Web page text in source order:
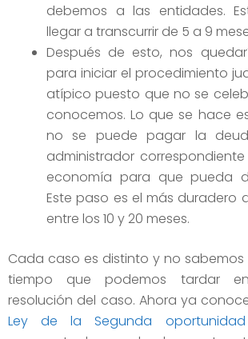
debemos a las entidades.
llegar a transcurrir de 5 a 9
Después de esto, nos
para iniciar el procedimiento
atípico puesto que no se
conocemos. Lo que se hace
no se puede pagar la
administrador
economía para que pueda
Este paso es el más duradero
entre los 10 y 20 meses.
Cada caso es distinto y no
tiempo que podemos tardar
resolución del caso. Ahora ya
Ley de la Segunda oportunidad